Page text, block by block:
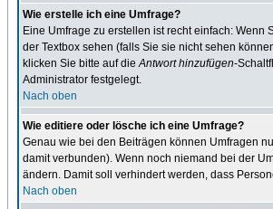
Wie erstelle ich eine Umfrage?
Eine Umfrage zu erstellen ist recht einfach:
der Textbox sehen (falls Sie sie nicht sehen
klicken Sie bitte auf dieAntwort hinzufügen-
Administrator festgelegt.
Nach oben
Wie editiere oder lösche ich eine Umfrage?
Genau wie bei den Beiträgen können Umfragen
damit verbunden). Wenn noch niemand bei der
ändern. Damit soll verhindert werden, dass
Nach oben